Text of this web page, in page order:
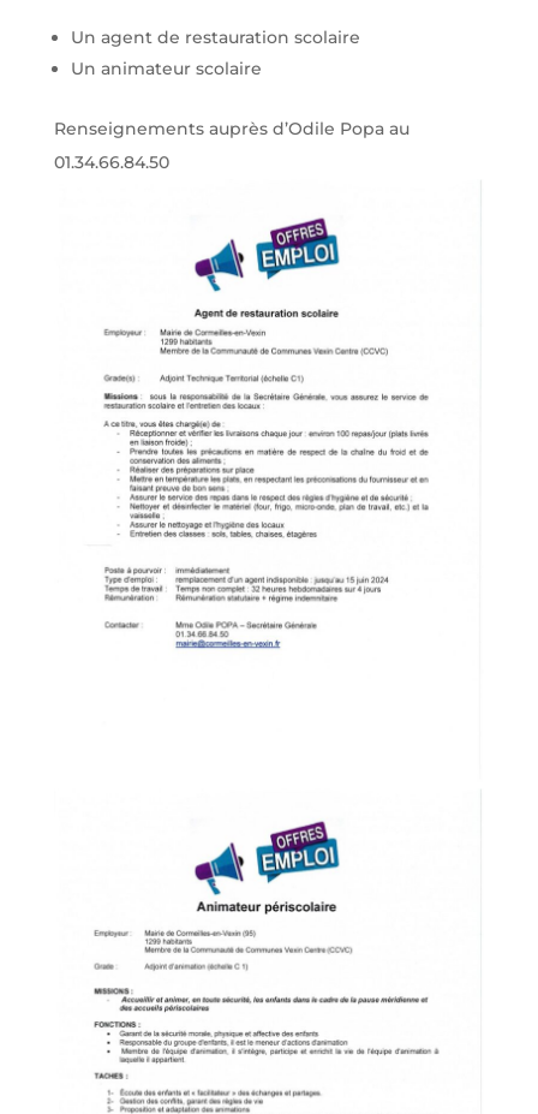
Un agent de restauration scolaire
Un animateur scolaire
Renseignements auprès d’Odile Popa au
01.34.66.84.50